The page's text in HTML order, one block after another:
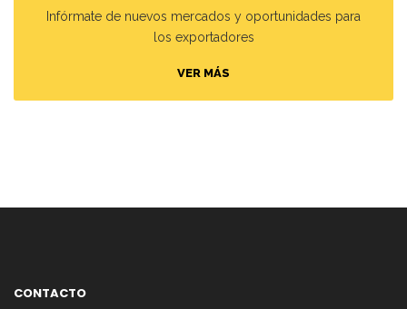
Infórmate de nuevos mercados y oportunidades para
los exportadores
VER MÁS
CONTACTO